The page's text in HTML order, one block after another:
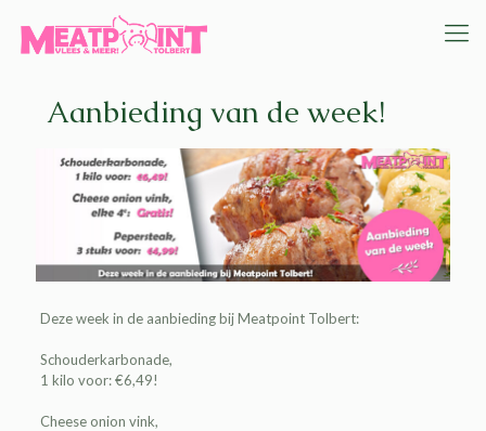
Aanbieding van de week!
Deze week in de aanbiedingbijMeatpoint Tolbert:
Schouderkarbonade,
1 kilo voor: €6,49!
Cheese onion vink,